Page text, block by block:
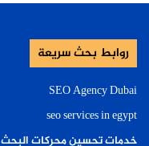
روابط بحث سريعة
SEO Agency Dubai
seo services in egypt
خدمات تحسين محركات البحث